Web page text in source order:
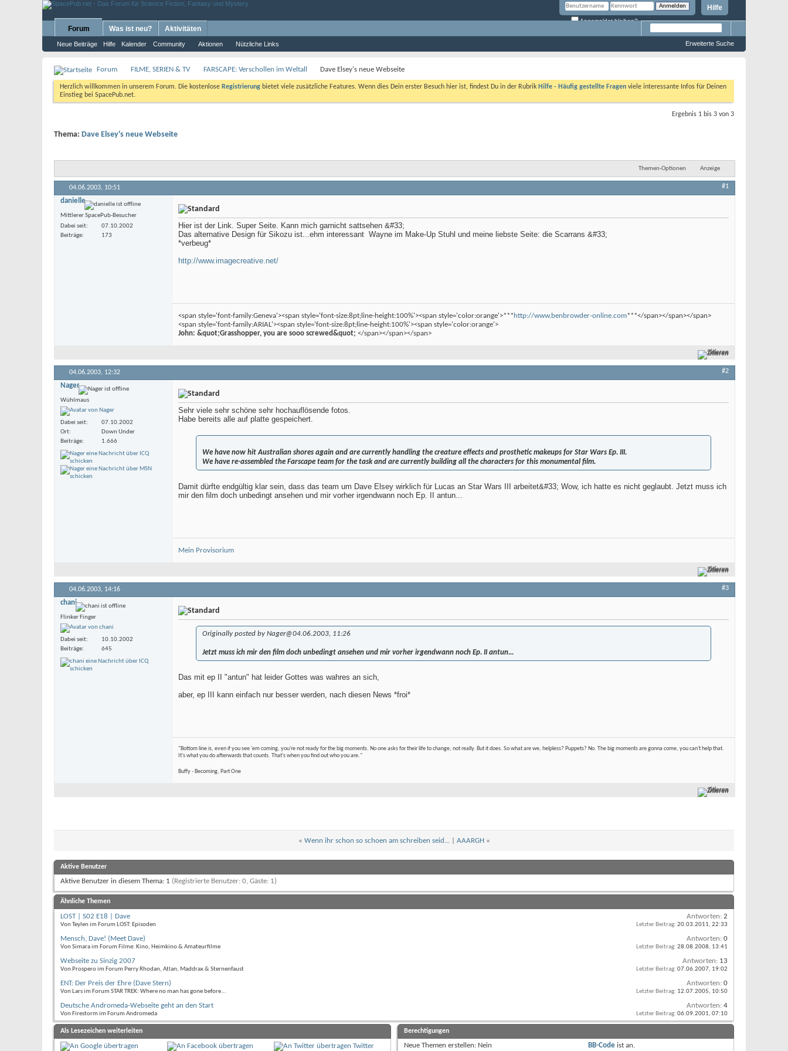
Hilfe
Angemeldet bleiben?
Forum
Neue Beiträge Hilfe Kalender Community Aktionen Nützliche Links
Was ist neu? Aktivitäten
Erweiterte Suche
Forum FILME, SERIEN & TV FARSCAPE: Verschollen im Weltall Dave Elsey's neue Webseite
Herzlich willkommen in unserem Forum. Die kostenlose Registrierung bietet viele zusätzliche Features. Wenn dies Dein erster Besuch hier ist, findest Du in der Rubrik Hilfe - Häufig gestellte Fragen viele interessante Infos für Deinen
Einstieg bei SpacePub.net.
Ergebnis 1 bis 3 von 3
Thema: Dave Elsey's neue Webseite
Themen-Optionen Anzeige
04.06.2003, 10:51 #1
danielle
Mittlerer SpacePub-Besucher
Dabei seit
07.10.2002
Beiträge
173
Hier ist der Link. Super Seite. Kann mich garnicht sattsehen &#33;
Das alternative Design für Sikozu ist...ehm interessant Wayne im Make-Up Stuhl und meine liebste Seite: die Scarrans &#33;
*verbeug*
http://www.imagecreative.net/
<span style='font-family:Geneva'><span style='font-size:8pt;line-height:100%'><span style='color:orange'>*** http://www.benbrowder-online.com***</span></span></span>
<span style='font-family:ARIAL'><span style='font-size:8pt;line-height:100%'><span style='color:orange'>
John: &quot;Grasshopper, you are sooo screwed&quot; </span></span></span>
Zitieren
04.06.2003, 12:32 #2
Nager
Wühlmaus
Dabei seit
07.10.2002
Ort
Down Under
Beiträge
1.666
Sehr viele sehr schöne sehr hochauflösende fotos.
Habe bereits alle auf platte gespeichert.
We have now hit Australian shores again and are currently handling the creature effects and prosthetic makeups for Star Wars Ep. III.
We have re-assembled the Farscape team for the task and are currently building all the characters for this monumental film.
Damit dürfte endgültig klar sein, dass das team um Dave Elsey wirklich für Lucas an Star Wars III arbeitet&#33; Wow, ich hatte es nicht geglaubt. Jetzt muss ich
mir den film doch unbedingt ansehen und mir vorher irgendwann noch Ep. II antun...
Mein Provisorium
Zitieren
04.06.2003, 14:16 #3
chani
Flinker Finger
Dabei seit
10.10.2002
Beiträge
645
Originally posted by Nager@04.06.2003, 11:26
Jetzt muss ich mir den film doch unbedingt ansehen und mir vorher irgendwann noch Ep. II antun...
Das mit ep II "antun" hat leider Gottes was wahres an sich,
aber, ep III kann einfach nur besser werden, nach diesen News *froi*
"Bottom line is, even if you see 'em coming, you're not ready for the big moments. No one asks for their life to change, not really. But it does. So what are we, helpless? Puppets? No. The big moments are gonna come, you can't help that.
It's what you do afterwards that counts. That's when you find out who you are."
Buffy - Becoming, Part One
Zitieren
« Wenn ihr schon so schoen am schreiben seid...| AAARGH »
Aktive Benutzer
Aktive Benutzer in diesem Thema: 1 (Registrierte Benutzer: 0, Gäste: 1)
Ähnliche Themen
LOST | S02 E18 | Dave
Von Teylen im Forum LOST: Episoden
Antworten: 2
Letzter Beitrag: 20.03.2011, 22:33
Mensch, Dave! (Meet Dave)
Von Simara im Forum Filme: Kino, Heimkino & Amateurfilme
Antworten: 0
Letzter Beitrag: 28.08.2008, 13:41
Webseite zu Sinzig 2007
Von Prospero im Forum Perry Rhodan, Atlan, Maddrax & Sternenfaust
Antworten: 13
Letzter Beitrag: 07.06.2007, 19:02
ENT: Der Preis der Ehre (Dave Stern)
Von Lars im Forum STAR TREK: Where no man has gone before...
Antworten: 0
Letzter Beitrag: 12.07.2005, 10:50
Deutsche Andromeda-Webseite geht an den Start
Von Firestorm im Forum Andromeda
Antworten: 4
Letzter Beitrag: 06.09.2001, 07:10
Als Lesezeichen weiterleiten
Twitter
Berechtigungen
Neue Themen erstellen: Nein BB-Codeist an.